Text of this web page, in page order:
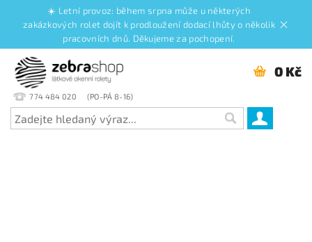
☀️ Letní provoz: během srpna může u některých
zakázkových rolet dojít k prodloužení dodací lhůty o několik
pracovních dnů. Děkujeme za pochopení.
774 484 020
0 Kč